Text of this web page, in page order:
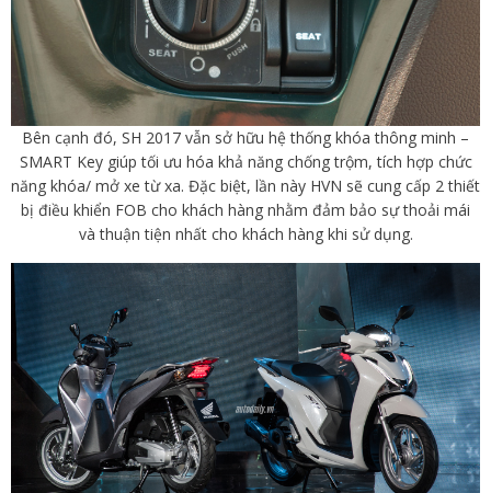
Bên cạnh đó, SH 2017 vẫn sở hữu hệ thống khóa thông minh –
SMART Key giúp tối ưu hóa khả năng chống trộm, tích hợp chức
năng khóa/ mở xe từ xa. Đặc biệt, lần này HVN sẽ cung cấp 2 thiết
bị điều khiển FOB cho khách hàng nhằm đảm bảo sự thoải mái
và thuận tiện nhất cho khách hàng khi sử dụng.